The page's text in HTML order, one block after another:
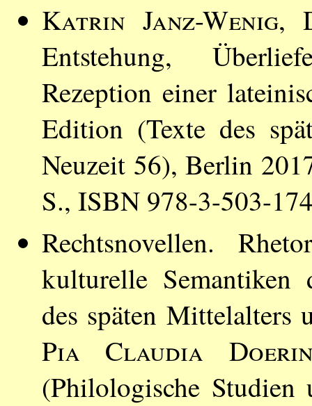
Katrin Janz-Wenig,
Entstehung,
Rezeption einer
Edition (Texte des
Neuzeit 56), Berlin
S., ISBN 978-3-503-
Rechtsnovellen.
kulturelle Semantiken
des späten Mittelalters
Pia Claudia
(Philologische